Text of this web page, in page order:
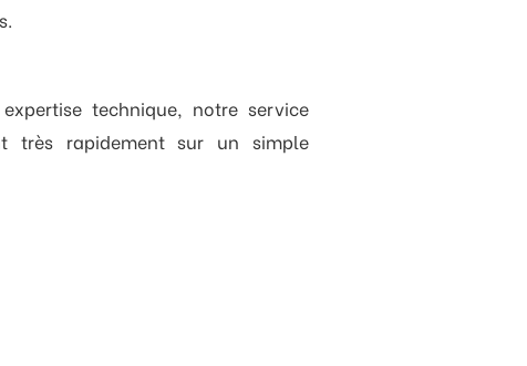
technique, notre service
très rapidement sur un simple